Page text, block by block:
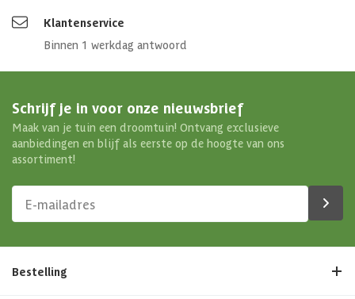
Klantenservice
Binnen 1 werkdag antwoord
Schrijf je in voor onze nieuwsbrief
Maak van je tuin een droomtuin! Ontvang exclusieve
aanbiedingen en blijf als eerste op de hoogte van ons
assortiment!
Bestelling